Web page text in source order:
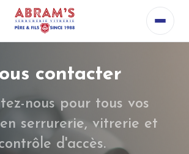
contacter
nous pour tous vos
serrurerie, vitrerie et
d'accès.